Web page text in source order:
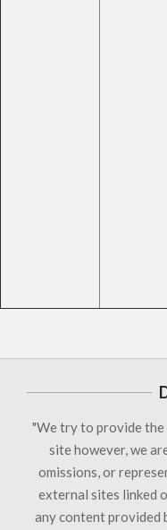
"We try to provide
site however, we
omissions, or
external sites linked
any content provided